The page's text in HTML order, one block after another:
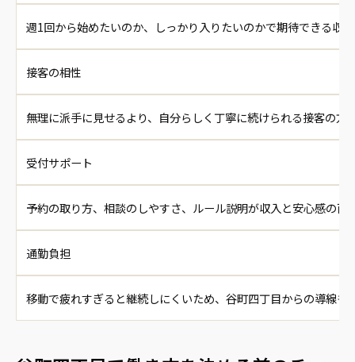
週1回から始めたいのか、しっかり入りたいのかで期待できる収
接客の相性
無理に派手に見せるより、自分らしく丁寧に続けられる接客の方
受付サポート
予約の取り方、相談のしやすさ、ルール説明が収入と安心感の両
通勤負担
移動で疲れすぎると継続しにくいため、谷町四丁目からの導線も